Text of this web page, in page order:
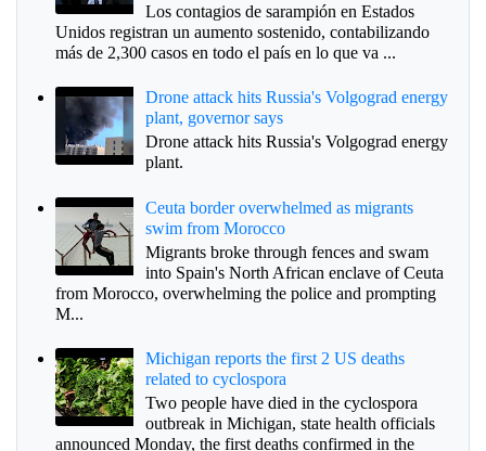
Los contagios de sarampión en Estados
Unidos registran un aumento sostenido, contabilizando
más de 2,300 casos en todo el país en lo que va ...
Drone attack hits Russia's Volgograd energy
plant, governor says
Drone attack hits Russia's Volgograd energy
plant.
Ceuta border overwhelmed as migrants
swim from Morocco
Migrants broke through fences and swam
into Spain's North African enclave of Ceuta
from Morocco, overwhelming the police and prompting
M...
Michigan reports the first 2 US deaths
related to cyclospora
Two people have died in the cyclospora
outbreak in Michigan, state health officials
announced Monday, the first deaths confirmed in the